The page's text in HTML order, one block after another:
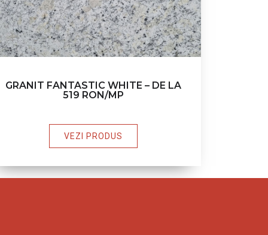
GRANIT FANTASTIC WHITE – DE LA
519 RON/MP
VEZI PRODUS